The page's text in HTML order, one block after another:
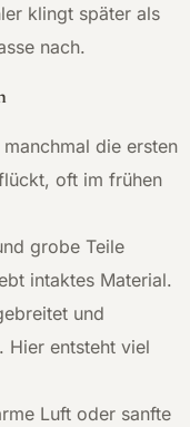
klingt später als
nach.
die ersten
oft im frühen
grobe Teile
intaktes Material.
und
Hier entsteht viel
Luft oder sanfte